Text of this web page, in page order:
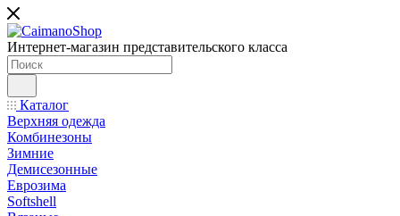
Интернет-магазин представительского класса
Каталог
Верхняя одежда
Комбинезоны
Зимние
Демисезонные
Еврозима
Softshell